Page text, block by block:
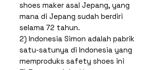
shoes maker asal Jepang, yang
mana di Jepang sudah berdiri
selama 72 tahun.
2) Indonesia Simon adalah pabrik
satu-satunya di Indonesia yang
memproduks safety shoes ini